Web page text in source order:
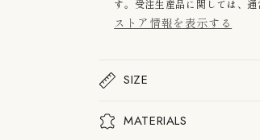
ラ
ワ
ッ
ト
ポ
ー
ラ
ワ
す。受注生産品に関しては、
ストア情報を表示する
SIZE
MATERIALS